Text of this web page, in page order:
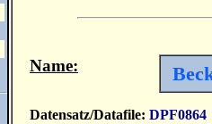
Name:
Datensatz/Datafile: DPF0864